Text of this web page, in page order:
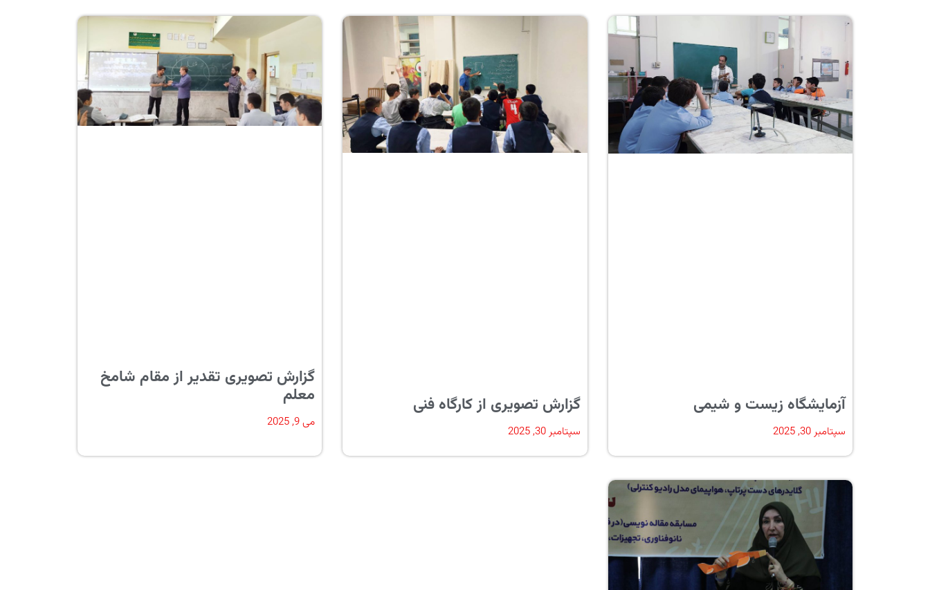
آزمایشگاه زیست و شیمی
سپتامبر 30, 2025
گزارش تصویری از کارگاه فنی
سپتامبر 30, 2025
گزارش تصویری تقدیر از مقام شامخ
معلم
می 9, 2025